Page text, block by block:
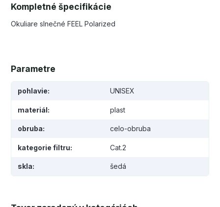
Kompletné špecifikácie
Okuliare slnečné FEEL Polarized
Parametre
pohlavie UNISEX
materiál plast
obruba celo-obruba
kategorie filtru Cat.2
skla šedá